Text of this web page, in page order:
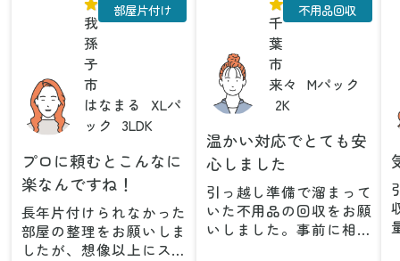
我
孫
子
市
はなまる
XLパ
ック
3LDK
部屋片付け
プロに頼むとこんなに
楽なんですね！
長年片付けられなかった
部屋の整理をお願いしま
したが、想像以上にスム
千
葉
市
来々
Mパック
2K
不用品回収
温かい対応でとても安
心しました
引っ越し準備で溜まって
いた不用品の回収をお願
いしました。事前に相談